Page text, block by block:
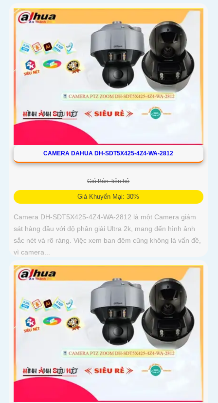
CAMERA DAHUA DH-SDT5X425-4Z4-WA-2812
Giá Bán: liên hệ
Giá Khuyến Mại: 30%
Camera DH-SDT5X425-4Z4-WA-2812 là một Camera giám
sát hàng đầu với độ phân giải Ultra 2k, mang đến hình ảnh
sắc nét và rõ ràng. Việc xem ban đêm cũng không là vấn đề,
vì camera...